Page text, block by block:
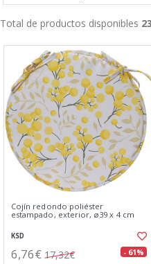
Total de productos disponibles
Cojín redondo poliéster
estampado, exterior, ø39 x 4 cm
KSD
6,76€ 17,32€ - 61%